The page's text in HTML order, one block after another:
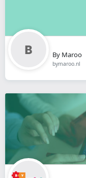
By Maroo
bymaroo.nl